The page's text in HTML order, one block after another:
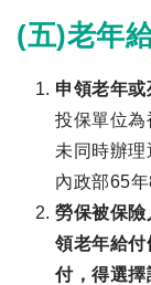
(五)老年
申領老年或
投保單位為
未同時辦理
內政部65
勞保被保險
領老年給付
付，得選擇